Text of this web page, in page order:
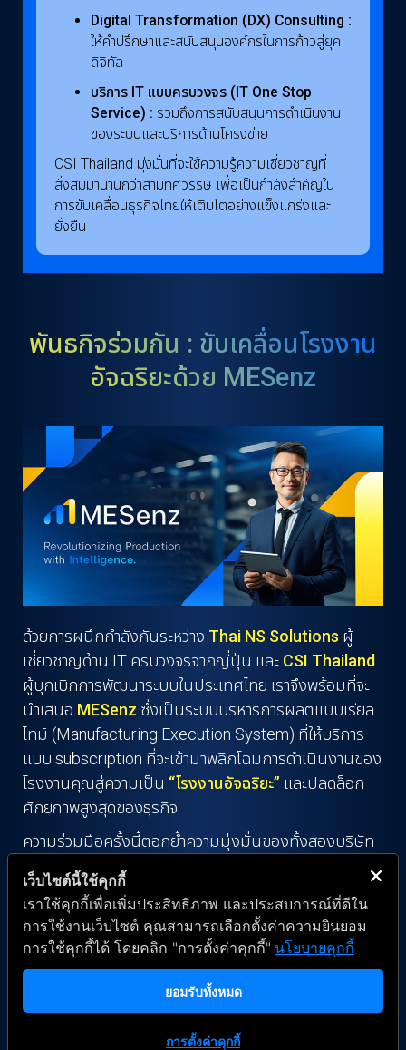
Digital Transformation (DX) Consulting :
ให้คำปรึกษาและสนับสนุนองค์กรในการก้าวสู่ยุค
ดิจิทัล
บริการ IT แบบครบวงจร (IT One Stop
Service) : รวมถึงการสนับสนุนการดำเนินงาน
ของระบบและบริการด้านโครงข่าย
CSI Thailand มุ่งมั่นที่จะใช้ความรู้ความเชี่ยวชาญที่
สั่งสมมานานกว่าสามทศวรรษ เพื่อเป็นกำลังสำคัญใน
การขับเคลื่อนธุรกิจไทยให้เติบโตอย่างแข็งแกร่งและ
ยั่งยืน
พันธกิจร่วมกัน : ขับเคลื่อนโรงงาน
อัจฉริยะด้วย MESenz
ด้วยการผนึกกำลังกันระหว่าง Thai NS Solutions ผู้
เชี่ยวชาญด้าน IT ครบวงจรจากญี่ปุ่น และ CSI Thailand
ผู้บุกเบิกการพัฒนาระบบในประเทศไทย เราจึงพร้อมที่จะ
นำเสนอ MESenz ซึ่งเป็นระบบบริหารการผลิตแบบเรียล
ไทม์ (Manufacturing Execution System) ที่ให้บริการ
แบบ subscription ที่จะเข้ามาพลิกโฉมการดำเนินงานของ
โรงงานคุณสู่ความเป็น “โรงงานอัจฉริยะ” และปลดล็อก
ศักยภาพสูงสุดของธุรกิจ
ความร่วมมือครั้งนี้ตอกย้ำความมุ่งมั่นของทั้งสองบริษัท
ในการนำเสนอโซลูชันที่ทันสมัยและมีประสิทธิภาพ เพื่อเป็น
กำลังสำคัญในการขับเคลื่อนนวัตกรรมและสร้างความได้
เปรียบทางการแข่งขันให้กับอุตสาหกรรมการผลิตใน
ประเทศไทย
เว็บไซต์นี้ใช้คุกกี้
เราใช้คุกกี้เพื่อเพิ่มประสิทธิภาพ และประสบการณ์ที่ดีใน
การใช้งานเว็บไซต์ คุณสามารถเลือกตั้งค่าความยินยอม
การใช้คุกกี้ได้ โดยคลิก "การตั้งค่าคุกกี้" นโยบายคุกกี้
ยอมรับทั้งหมด
การตั้งค่าคุกกี้